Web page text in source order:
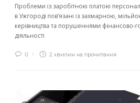
Проблеми із заробітною платою
в Ужгороді пов’язані із захмарною,
керівництва та порушеннями фінансово-
діяльності
0 2 хвилин на прочитання